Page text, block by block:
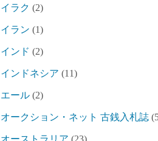
イラク (2)
イラン (1)
インド (2)
インドネシア (11)
エール (2)
オークション・ネット 古銭入札誌
オーストラリア (23)